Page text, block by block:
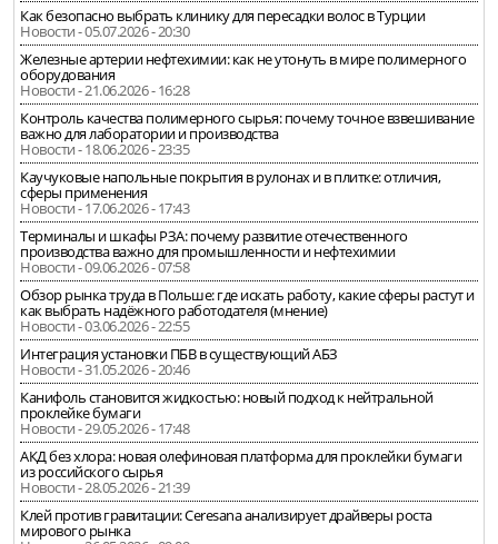
Как безопасно выбрать клинику для пересадки волос в Турции
Новости - 05.07.2026 - 20:30
Железные артерии нефтехимии: как не утонуть в мире полимерного
оборудования
Новости - 21.06.2026 - 16:28
Контроль качества полимерного сырья: почему точное взвешивание
важно для лаборатории и производства
Новости - 18.06.2026 - 23:35
Каучуковые напольные покрытия в рулонах и в плитке: отличия,
сферы применения
Новости - 17.06.2026 - 17:43
Терминалы и шкафы РЗА: почему развитие отечественного
производства важно для промышленности и нефтехимии
Новости - 09.06.2026 - 07:58
Обзор рынка труда в Польше: где искать работу, какие сферы растут и
как выбрать надёжного работодателя (мнение)
Новости - 03.06.2026 - 22:55
Интеграция установки ПБВ в существующий АБЗ
Новости - 31.05.2026 - 20:46
Канифоль становится жидкостью: новый подход к нейтральной
проклейке бумаги
Новости - 29.05.2026 - 17:48
АКД без хлора: новая олефиновая платформа для проклейки бумаги
из российского сырья
Новости - 28.05.2026 - 21:39
Клей против гравитации: Ceresana анализирует драйверы роста
мирового рынка